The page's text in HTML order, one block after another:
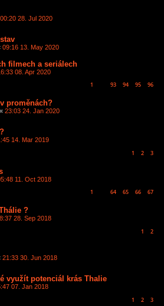
00:20 28. Jul 2020
09:16 13. May 2020
filmech a seriálech
08. Apr 2020
1 93 94 95 96
proměnách?
23:03 24. Jan 2020
14. Mar 2019
1 2 3
11. Oct 2018
1 64 65 66 67
?
28. Sep 2018
1 2
21:33 30. Jun 2018
využít potenciál krás Thalie
07. Jan 2018
1 2 3